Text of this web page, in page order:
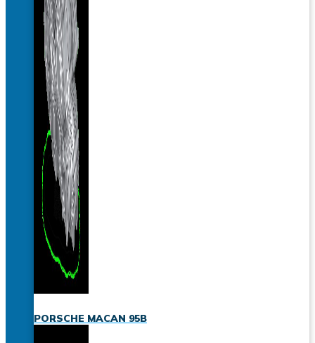
PORSCHE MACAN 95B